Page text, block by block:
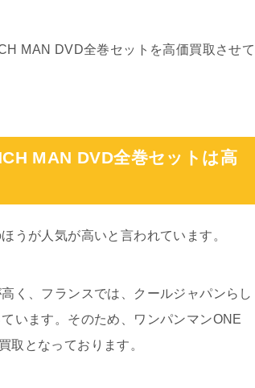
MAN DVD全巻セットを高価買取させて
MAN DVD全巻セットは高
うが人気が高いと言われています。
く、フランスでは、クールジャパンらし
います。そのため、ワンパンマンONE
取となっております。